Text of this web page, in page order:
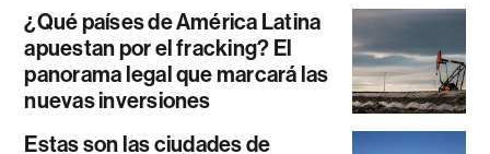
¿Qué países de América Latina
apuestan por el fracking? El
panorama legal que marcará las
nuevas inversiones
Estas son las ciudades de